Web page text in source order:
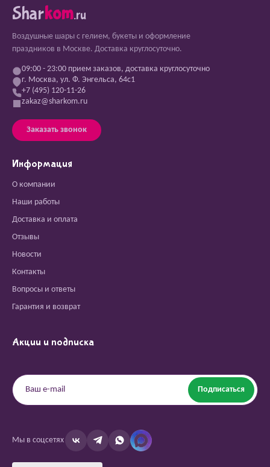
Sharkom.ru
Воздушные шары с гелием, букеты и оформление
праздников в Москве. Доставка круглосуточно.
09:00 - 23:00 прием заказов, доставка круглосуточно
г. Москва, ул. Ф. Энгельса, 64с1
+7 (495) 120-11-26
zakaz@sharkom.ru
Заказать звонок
Информация
О компании
Наши работы
Доставка и оплата
Отзывы
Новости
Контакты
Вопросы и ответы
Гарантия и возврат
Акции и подписка
Подписаться
Мы в соцсетях